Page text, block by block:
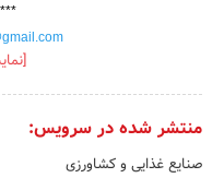
منتشر شده در سرویس:
صنایع غذایی و کشاورزی